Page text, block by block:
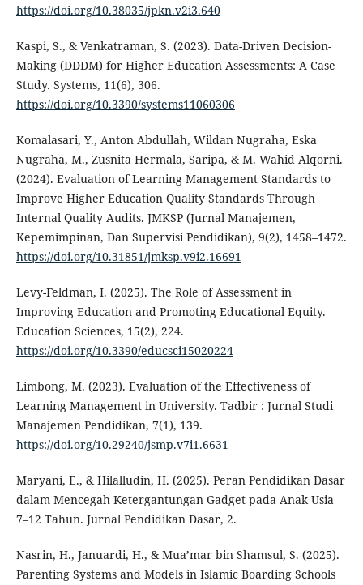
https://doi.org/10.38035/jpkn.v2i3.640
Kaspi, S., & Venkatraman, S. (2023). Data-Driven Decision-
Making (DDDM) for Higher Education Assessments: A Case
Study. Systems, 11(6), 306.
https://doi.org/10.3390/systems11060306
Komalasari, Y., Anton Abdullah, Wildan Nugraha, Eska
Nugraha, M., Zusnita Hermala, Saripa, & M. Wahid Alqorni.
(2024). Evaluation of Learning Management Standards to
Improve Higher Education Quality Standards Through
Internal Quality Audits. JMKSP (Jurnal Manajemen,
Kepemimpinan, Dan Supervisi Pendidikan), 9(2), 1458–1472.
https://doi.org/10.31851/jmksp.v9i2.16691
Levy-Feldman, I. (2025). The Role of Assessment in
Improving Education and Promoting Educational Equity.
Education Sciences, 15(2), 224.
https://doi.org/10.3390/educsci15020224
Limbong, M. (2023). Evaluation of the Effectiveness of
Learning Management in University. Tadbir : Jurnal Studi
Manajemen Pendidikan, 7(1), 139.
https://doi.org/10.29240/jsmp.v7i1.6631
Maryani, E., & Hilalludin, H. (2025). Peran Pendidikan Dasar
dalam Mencegah Ketergantungan Gadget pada Anak Usia
7–12 Tahun. Jurnal Pendidikan Dasar, 2.
Nasrin, H., Januardi, H., & Mua’mar bin Shamsul, S. (2025).
Parenting Systems and Models in Islamic Boarding Schools